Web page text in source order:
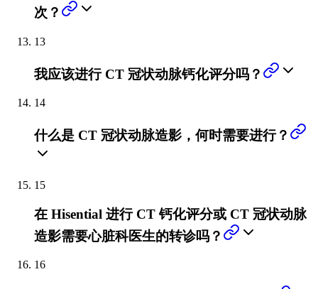
次？
13
我应该进行 CT 冠状动脉钙化评分吗？
14
什么是 CT 冠状动脉造影，何时需要进行？
15
在 Hisential 进行 CT 钙化评分或 CT 冠状动脉
造影需要心脏科医生的转诊吗？
16